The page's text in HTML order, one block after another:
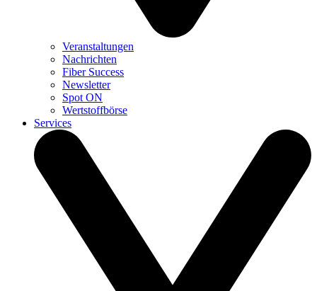
Veranstaltungen
Nachrichten
Fiber Success
Newsletter
Spot ON
Wertstoffbörse
Services